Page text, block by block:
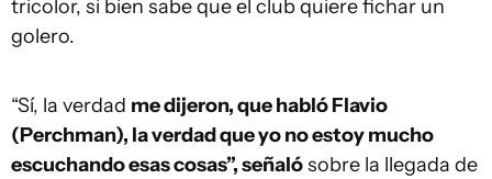
tricolor, si bien sabe que el club quiere fichar un
golero.
“Sí, la verdad me dijeron, que habló Flavio
(Perchman), la verdad que yo no estoy mucho
escuchando esas cosas”, señalósobre la llegada de